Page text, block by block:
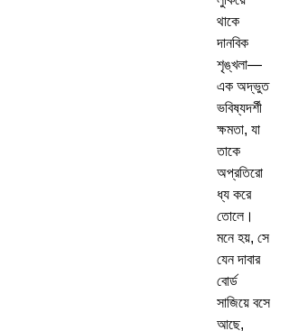
থাকে
দানবিক
শৃঙ্খলা—
এক অদ্ভুত
ভবিষ্যদর্শী
ক্ষমতা, যা
তাকে
অপ্রতিরো
ধ্য করে
তোলে।
মনে হয়, সে
যেন দাবার
বোর্ড
সাজিয়ে বসে
আছে,